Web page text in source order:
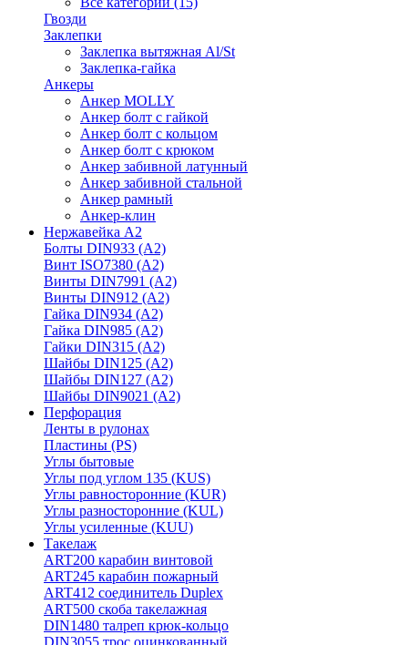
Гвозди
Заклепки
Заклепка вытяжная Al/St
Заклепка-гайка
Анкеры
Анкер MOLLY
Анкер болт с гайкой
Анкер болт с кольцом
Анкер болт с крюком
Анкер забивной латунный
Анкер забивной стальной
Анкер рамный
Анкер-клин
Нержавейка А2
Болты DIN933 (A2)
Винт ISO7380 (A2)
Винты DIN7991 (A2)
Винты DIN912 (A2)
Гайка DIN934 (A2)
Гайка DIN985 (A2)
Гайки DIN315 (A2)
Шайбы DIN125 (A2)
Шайбы DIN127 (A2)
Шайбы DIN9021 (A2)
Перфорация
Ленты в рулонах
Пластины (PS)
Углы бытовые
Углы под углом 135 (KUS)
Углы равносторонние (KUR)
Углы разносторонние (KUL)
Углы усиленные (KUU)
Такелаж
ART200 карабин винтовой
ART245 карабин пожарный
ART412 соединитель Duplex
ART500 скоба такелажная
DIN1480 талреп крюк-кольцо
DIN3055 трос оцинкованный